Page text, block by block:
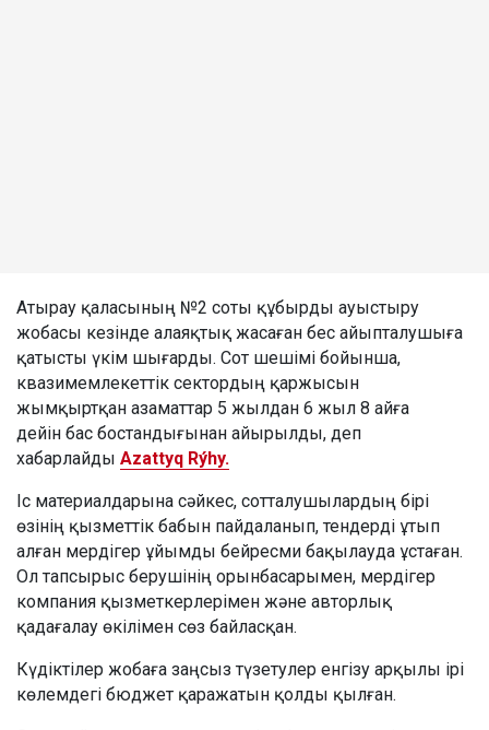
Атырау қаласының №2 соты құбырды ауыстыру
жобасы кезінде алаяқтық жасаған бес айыпталушыға
қатысты үкім шығарды. Сот шешімі бойынша,
квазимемлекеттік сектордың қаржысын
жымқыртқан азаматтар 5 жылдан 6 жыл 8 айға
дейін бас бостандығынан айырылды, деп
хабарлайды Azattyq Rýhy.
Іс материалдарына сәйкес, сотталушылардың бірі
өзінің қызметтік бабын пайдаланып, тендерді ұтып
алған мердігер ұйымды бейресми бақылауда ұстаған.
Ол тапсырыс берушінің орынбасарымен, мердігер
компания қызметкерлерімен және авторлық
қадағалау өкілімен сөз байласқан.
Күдіктілер жобаға заңсыз түзетулер енгізу арқылы ірі
көлемдегі бюджет қаражатын қолды қылған.